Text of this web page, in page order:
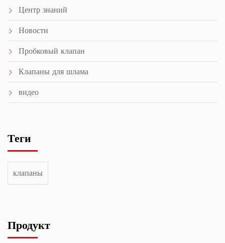
Центр знаний
Новости
Пробковый клапан
Клапаны для шлама
видео
Теги
клапаны
Продукт